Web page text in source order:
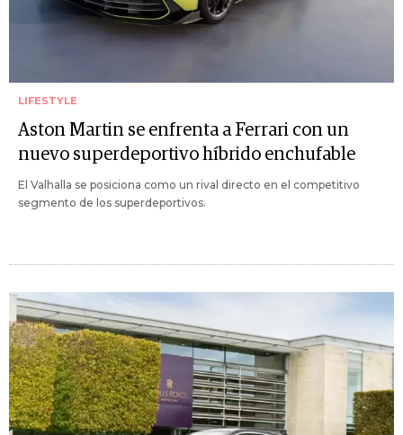
LIFESTYLE
Aston Martin se enfrenta a Ferrari con un
nuevo superdeportivo híbrido enchufable
El Valhalla se posiciona como un rival directo en el competitivo
segmento de los superdeportivos.